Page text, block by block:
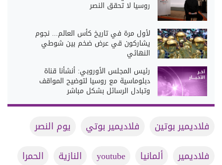
روسيا لا تحقق النصر
لأول مرة في تاريخ كأس العالم... نجوم
يشاركون قي عرض ضخم بين شوطي
النهائي
رئيس المجلس الأوروبي: أنشأنا قناة
دبلوماسية مع روسيا لتوضيح المواقف
وتبادل الرسائل بشكل مباشر
فلاديمير بوتين فلاديمير بوتي
يوم النصر
فلاديمير
ألمانيا youtube النازية الحمرا